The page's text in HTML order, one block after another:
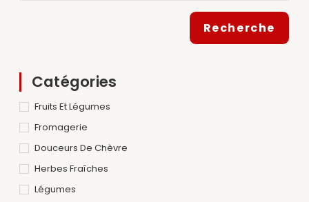
Recherche
Catégories
Fruits Et Légumes
Fromagerie
Douceurs De Chèvre
Herbes Fraîches
Légumes